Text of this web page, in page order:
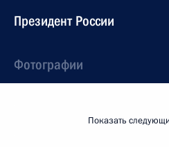
Президент России
Фотографии
Показать